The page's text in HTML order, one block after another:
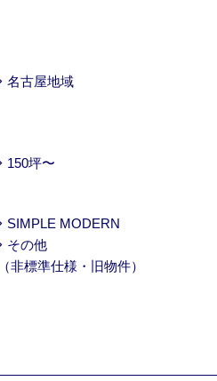
名古屋地域
150坪〜
SIMPLE MODERN
その他
（非標準仕様・旧物件）